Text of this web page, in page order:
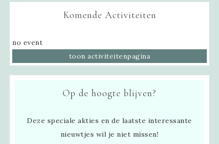
Komende Activiteiten
no event
toon activiteitenpagina
Op de hoogte blijven?
Deze speciale akties en de laatste interessante
nieuwtjes wil je niet missen!